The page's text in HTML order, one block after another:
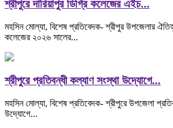
শ্রীপুরে দারিয়াপুর ডিগ্রি কলেজের এইচ...
মহসিন মোল্যা, বিশেষ প্রতিবেদক- শ্রীপুর উপজেলার
কলেজের ২০২৬ সালের...
শ্রীপুরে প্রতিবন্ধী কল্যাণ সংস্থা উদ্যোগে...
মহসিন মোল্যা, বিশেষ প্রতিবেদক- শ্রীপুরে উপজেলা
উদ্যোগে...